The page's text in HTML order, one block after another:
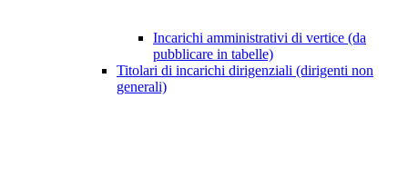
Incarichi amministrativi di vertice (da
pubblicare in tabelle)
Titolari di incarichi dirigenziali (dirigenti non
generali)